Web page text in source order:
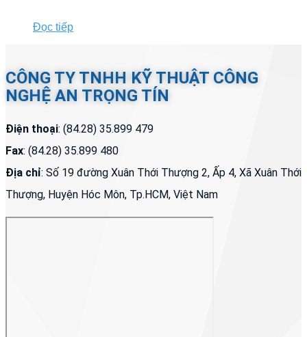
Đọc tiếp
CÔNG TY TNHH KỸ THUẬT CÔNG
NGHỆ AN TRỌNG TÍN
Điện thoại: (84.28) 35.899 479
Fax: (84.28) 35.899 480
Địa chỉ: Số 19 đường Xuân Thới Thượng 2, Ấp 4, Xã Xuân Thới
Thượng, Huyện Hóc Môn, Tp.HCM, Việt Nam